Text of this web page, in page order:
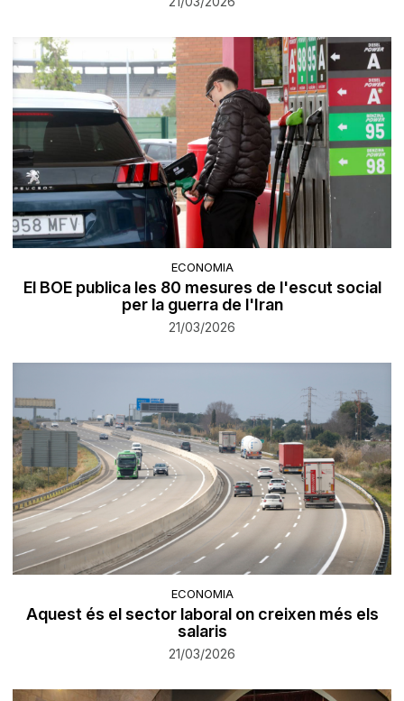
ECONOMIA
El BOE publica les 80 mesures de l'escut social
per la guerra de l'Iran
21/03/2026
ECONOMIA
Aquest és el sector laboral on creixen més els
salaris
21/03/2026